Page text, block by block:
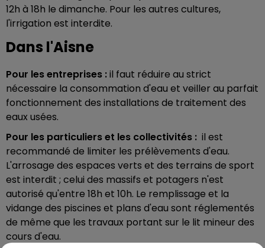
12h à 18h le dimanche. Pour les autres cultures,
l'irrigation est interdite.
Dans l'Aisne
Pour les entreprises :il faut réduire au strict
nécessaire la consommation d'eau et veiller au parfait
fonctionnement des installations de traitement des
eaux usées.
Pour les particuliers et les collectivités : il est
recommandé de limiter les prélèvements d'eau.
L'arrosage des espaces verts et des terrains de sport
est interdit ; celui des massifs et potagers n'est
autorisé qu'entre 18h et 10h. Le remplissage et la
vidange des piscines et plans d'eau sont réglementés
de même que les travaux portant sur le lit mineur des
cours d'eau.